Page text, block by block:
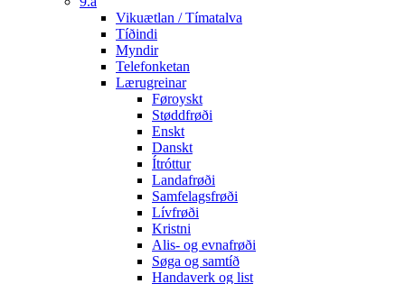
Vikuætlan / Tímatalva
Tíðindi
Myndir
Telefonketan
Lærugreinar
Føroyskt
Støddfrøði
Enskt
Danskt
Ítróttur
Landafrøði
Samfelagsfrøði
Lívfrøði
Kristni
Alis- og evnafrøði
Søga og samtíð
Handaverk og list